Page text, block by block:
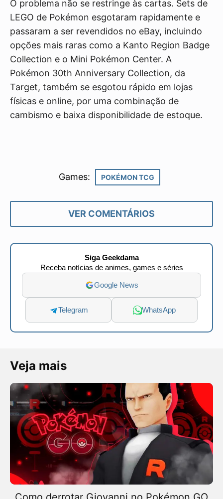
O problema não se restringe às cartas. Sets de
LEGO de Pokémon esgotaram rapidamente e
passaram a ser revendidos no eBay, incluindo
opções mais raras como a Kanto Region Badge
Collection e o Mini Pokémon Center. A
Pokémon 30th Anniversary Collection, da
Target, também se esgotou rápido em lojas
físicas e online, por uma combinação de
cambismo e baixa disponibilidade de estoque.
Games: POKÉMON TCG
VER COMENTÁRIOS
Siga Geekdama
Receba notícias de animes, games e séries
Google News
Telegram WhatsApp
Veja mais